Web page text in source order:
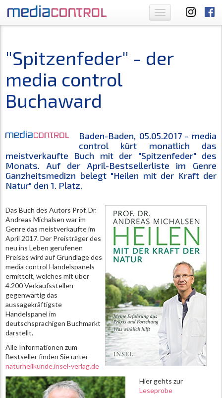
Toggle
navigation
"Spitzenfeder" - der
media control
Buchaward
Baden-Baden, 05.05.2017 - media
control kürt monatlich das
meistverkaufte Buch mit der "Spitzenfeder" des
Monats. Auf der April-Bestsellerliste im Genre
Ganzheitsmedizn belegt "Heilen mit der Kraft der
Natur" den 1. Platz.
Das Buch des Autors Prof. Dr.
Andreas Michalsen war im
Genre das meistverkaufte im
April 2017. Der Preisträger des
neu ins Leben gerufenen
Preises wird auf Grundlage des
media control Handelspanels
ermittelt, welches mit über
4.200 Verkaufsstellen
gegenwärtig das
aussagekräftigste
Handelspanel im
deutschsprachigen Buchmarkt
darstellt.
Alle Informationen zum
Bestseller finden Sie unter
naturheilkunde.insel-verlag.de
Hier gehts zur
Leseprobe